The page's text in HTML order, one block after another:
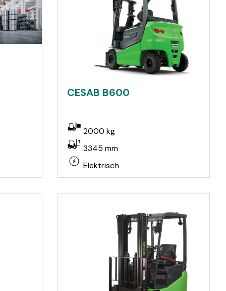
CESAB B600
2000 kg
3345 mm
Elektrisch